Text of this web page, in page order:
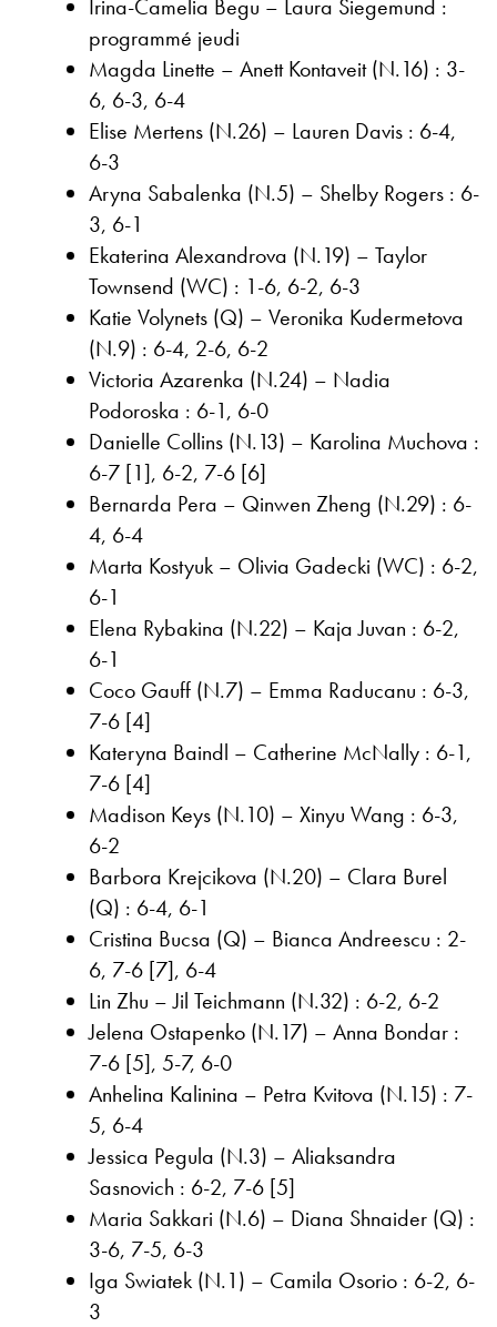
Irina-Camelia Begu – Laura Siegemund :
programmé jeudi
Magda Linette – Anett Kontaveit (N.16) : 3-
6, 6-3, 6-4
Elise Mertens (N.26) – Lauren Davis : 6-4,
6-3
Aryna Sabalenka (N.5) – Shelby Rogers : 6-
3, 6-1
Ekaterina Alexandrova (N.19) – Taylor
Townsend (WC) : 1-6, 6-2, 6-3
Katie Volynets (Q) – Veronika Kudermetova
(N.9) : 6-4, 2-6, 6-2
Victoria Azarenka (N.24) – Nadia
Podoroska : 6-1, 6-0
Danielle Collins (N.13) – Karolina Muchova :
6-7 [1], 6-2, 7-6 [6]
Bernarda Pera – Qinwen Zheng (N.29) : 6-
4, 6-4
Marta Kostyuk – Olivia Gadecki (WC) : 6-2,
6-1
Elena Rybakina (N.22) – Kaja Juvan : 6-2,
6-1
Coco Gauff (N.7) – Emma Raducanu : 6-3,
7-6 [4]
Kateryna Baindl – Catherine McNally : 6-1,
7-6 [4]
Madison Keys (N.10) – Xinyu Wang : 6-3,
6-2
Barbora Krejcikova (N.20) – Clara Burel
(Q) : 6-4, 6-1
Cristina Bucsa (Q) – Bianca Andreescu : 2-
6, 7-6 [7], 6-4
Lin Zhu – Jil Teichmann (N.32) : 6-2, 6-2
Jelena Ostapenko (N.17) – Anna Bondar :
7-6 [5], 5-7, 6-0
Anhelina Kalinina – Petra Kvitova (N.15) : 7-
5, 6-4
Jessica Pegula (N.3) – Aliaksandra
Sasnovich : 6-2, 7-6 [5]
Maria Sakkari (N.6) – Diana Shnaider (Q) :
3-6, 7-5, 6-3
Iga Swiatek (N.1) – Camila Osorio : 6-2, 6-
3